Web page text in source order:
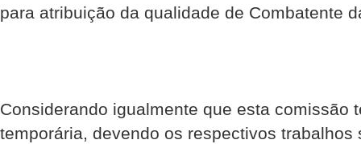
para atribuição da qualidade de Combatente
Considerando igualmente que esta comissão
temporária, devendo os respectivos trabalhos